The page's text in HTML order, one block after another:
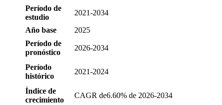
Período de
estudio
2021-2034
Año base
2025
Período de
pronóstico
2026-2034
Período
histórico
2021-2024
Índice de
crecimiento
CAGR de6.60% de 2026-2034